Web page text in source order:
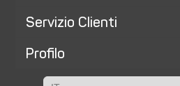
Servizio Clienti
Profilo